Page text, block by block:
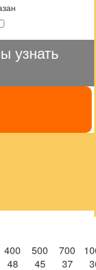
узнать
400 500 700
48 45 37